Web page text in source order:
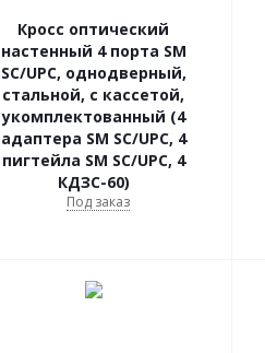
Кросс оптический
настенный 4 порта SM
SC/UPC, однодверный,
стальной, с кассетой,
укомплектованный (4
адаптера SM SC/UPC, 4
пигтейла SM SC/UPC, 4
КДЗС-60)
Под заказ